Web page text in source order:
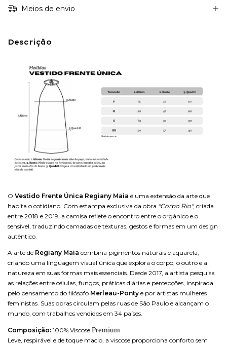
Meios de envio
Descrição
O Vestido Frente Única Regiany Maia é uma extensão da arte que
habita o cotidiano. Com estampa exclusiva da obra "Corpo Rio", criada
entre 2018 e 2019, a camisa reflete o encontro entre o orgânico e o
sensível, traduzindo camadas de texturas, gestos e formas em um design
autêntico.
A arte de Regiany Maia combina pigmentos naturais e aquarela,
criando uma linguagem visual única que explora o corpo, o outro e a
natureza em suas formas mais essenciais. Desde 2017, a artista pesquisa
as relações entre células, fungos, práticas diárias e percepções, inspirada
pelo pensamento do filósofo Merleau-Ponty e por artistas mulheres
feministas. Suas obras circulam pelas ruas de São Paulo e alcançam o
mundo, com trabalhos vendidos em 34 países.
Composição: 100% Viscose Premium
Leve, respirável e de toque macio, a viscose proporciona conforto sem